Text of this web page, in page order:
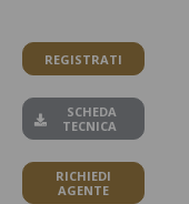
REGISTRATI
SCHEDA
TECNICA
RICHIEDI
AGENTE